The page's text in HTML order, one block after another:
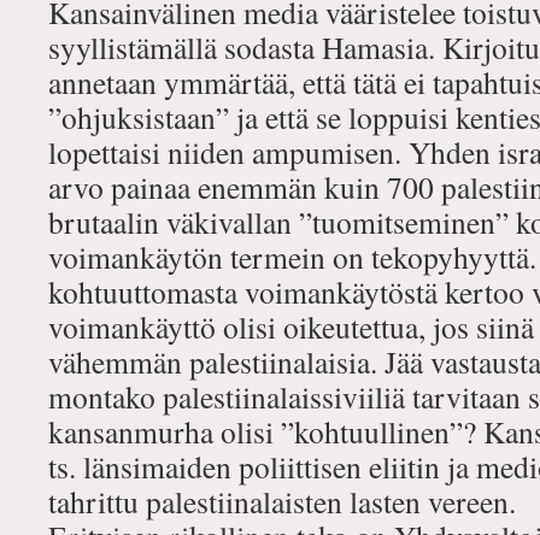
Kansainvälinen media vääristelee
syyllistämällä sodasta Hamasia.
annetaan ymmärtää, että tätä ei
”ohjuksistaan” ja että se loppuisi
lopettaisi niiden ampumisen. Yhden
arvo painaa enemmän kuin 700
brutaalin väkivallan ”tuomitseminen”
voimankäytön termein on
kohtuuttomasta voimankäytöstä kertoo
voimankäyttö olisi oikeutettua, jos
vähemmän palestiinalaisia. Jää
montako palestiinalaissiviiliä tarvitaan
kansanmurha olisi ”kohtuullinen”?
ts. länsimaiden poliittisen eliitin ja
tahrittu palestiinalaisten lasten vereen.